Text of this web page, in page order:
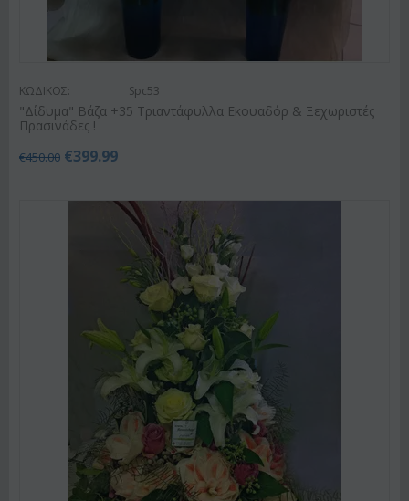
ΚΩΔΙΚΟΣ: Spc53
"Δίδυμα" Βάζα +35 Τριαντάφυλλα Εκουαδόρ & Ξεχωριστές
Πρασινάδες !
€450.00 €399.99